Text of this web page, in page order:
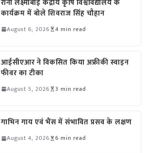
रानी लक्ष्मीबाई केंद्रीय कृषि विश्वविद्यालय के
कार्यक्रम में बोले शिवराज सिंह चौहान
August 6, 2026 4 min read
आईसीएआर ने विकसित किया अफ्रीकी स्वाइन
फीवर का टीका
August 5, 2026 3 min read
गाभिन गाय एवं भैंस में संभावित प्रसव के लक्षण
August 4, 2026 6 min read